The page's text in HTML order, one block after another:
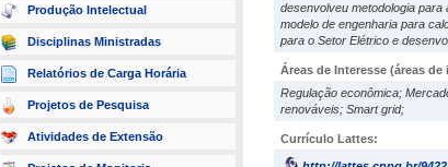
Produção Intelectual
Disciplinas Ministradas
Relatórios de Carga Horária
Projetos de Pesquisa
Atividades de Extensão
desenvolveu metodologia
modelo de engenharia para
para o Setor Elétrico e
Áreas de Interesse (áreas de
Regulação econômica;
renováveis; Smart grid;
Currículo Lattes: